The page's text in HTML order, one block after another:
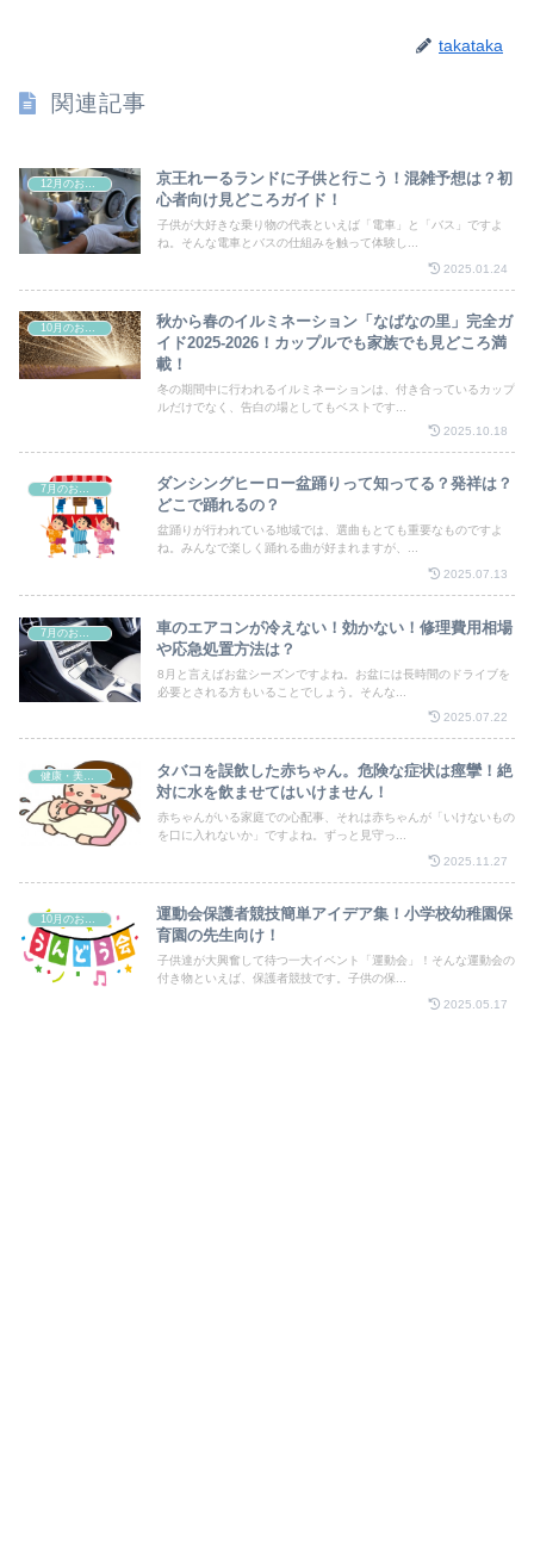
takataka
関連記事
12月のお祭り
京王れーるランドに子供と行こう！混雑予想は？初
心者向け見どころガイド！
子供が大好きな乗り物の代表といえば「電車」と「バス」ですよ
ね。そんな電車とバスの仕組みを触って体験し...
2025.01.24
秋から春のイルミネーション「なばなの里」完全ガ
イド2025-2026！カップルでも家族でも見どころ満
載！
冬の期間中に行われるイルミネーションは、付き合っているカップ
ルだけでなく、告白の場としてもベストです...
2025.10.18
7月のお祭り
ダンシングヒーロー盆踊りって知ってる？発祥は？
どこで踊れるの？
盆踊りが行われている地域では、選曲もとても重要なものですよ
ね。みんなで楽しく踊れる曲が好まれますが、...
2025.07.13
車のエアコンが冷えない！効かない！修理費用相場
や応急処置方法は？
8月と言えばお盆シーズンですよね。お盆には長時間のドライブを
必要とされる方もいることでしょう。そんな...
2025.07.22
健康・美容・ファッション
タバコを誤飲した赤ちゃん。危険な症状は痙攣！絶
対に水を飲ませてはいけません！
赤ちゃんがいる家庭での心配事、それは赤ちゃんが「いけないもの
を口に入れないか」ですよね。ずっと見守っ...
2025.11.27
10月のお祭り
運動会保護者競技簡単アイデア集！小学校幼稚園保
育園の先生向け！
子供達が大興奮して待つ一大イベント「運動会」！そんな運動会の
付き物といえば、保護者競技です。子供の保...
2025.05.17